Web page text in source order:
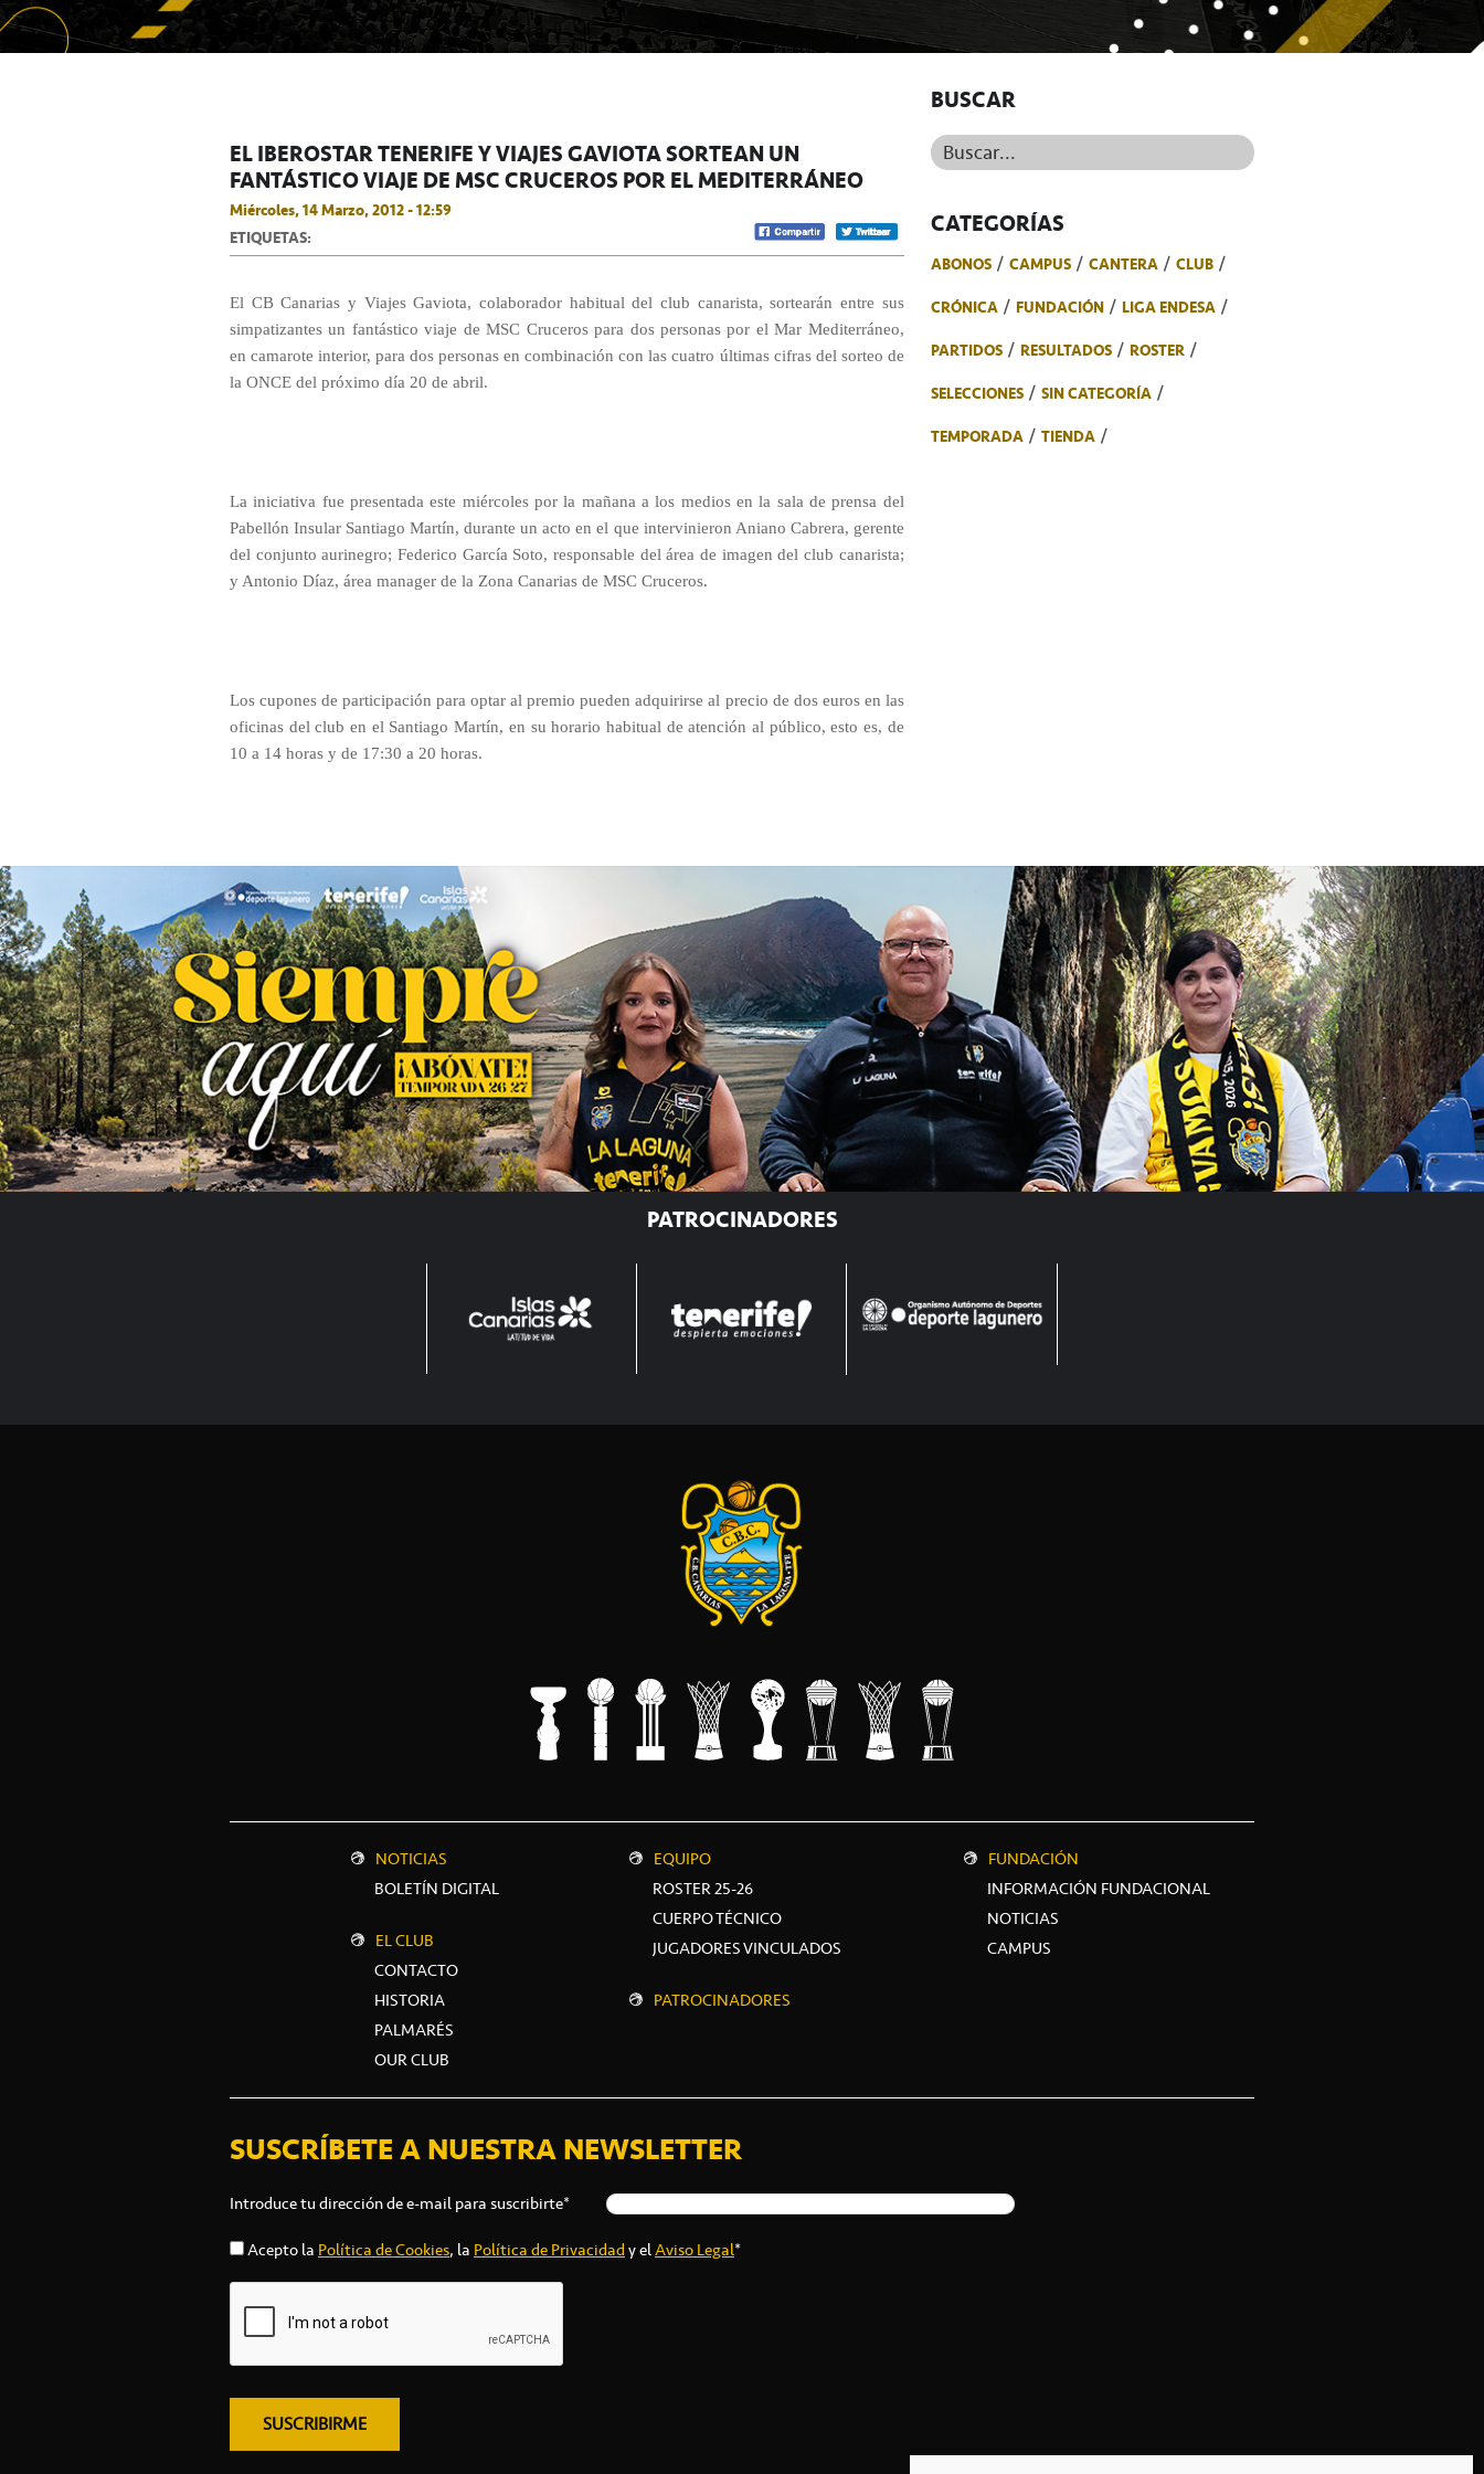
EL IBEROSTAR TENERIFE Y VIAJES GAVIOTA SORTEAN UN
FANTÁSTICO VIAJE DE MSC CRUCEROS POR EL MEDITERRÁNEO
Miércoles, 14 Marzo, 2012 - 12:59
ETIQUETAS:
El CB Canarias y Viajes Gaviota, colaborador habitual del club canarista, sortearán entre sus
simpatizantes un fantástico viaje de MSC Cruceros para dos personas por el Mar Mediterráneo,
en camarote interior, para dos personas en combinación con las cuatro últimas cifras del sorteo de
la ONCE del próximo día 20 de abril.
La iniciativa fue presentada este miércoles por la mañana a los medios en la sala de prensa del
Pabellón Insular Santiago Martín, durante un acto en el que intervinieron Aniano Cabrera, gerente
del conjunto aurinegro; Federico García Soto, responsable del área de imagen del club canarista;
y Antonio Díaz, área manager de la Zona Canarias de MSC Cruceros.
Los cupones de participación para optar al premio pueden adquirirse al precio de dos euros en las
oficinas del club en el Santiago Martín, en su horario habitual de atención al público, esto es, de
10 a 14 horas y de 17:30 a 20 horas.
BUSCAR
Buscar...
CATEGORÍAS
ABONOS CAMPUS CANTERA
CLUB
CRÓNICA
FUNDACIÓN
LIGA ENDESA
PARTIDOS
RESULTADOS
ROSTER
SELECCIONES
SIN CATEGORÍA
TEMPORADA
TIENDA
PATROCINADORES
NOTICIAS
BOLETÍN DIGITAL
EL CLUB
CONTACTO
HISTORIA
PALMARÉS
OUR CLUB
EQUIPO
ROSTER 25-26
CUERPO TÉCNICO
JUGADORES VINCULADOS
PATROCINADORES
FUNDACIÓN
INFORMACIÓN FUNDACIONAL
NOTICIAS
CAMPUS
SUSCRÍBETE A NUESTRA NEWSLETTER
Introduce tu dirección de e-mail para suscribirte*
Acepto la Política de Cookies, la Política de Privacidady elAviso Legal*